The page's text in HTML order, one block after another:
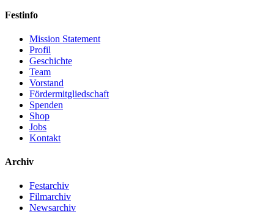
Festinfo
Mission Statement
Profil
Geschichte
Team
Vorstand
Fördermitgliedschaft
Spenden
Shop
Jobs
Kontakt
Archiv
Festarchiv
Filmarchiv
Newsarchiv